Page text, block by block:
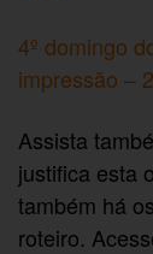
4º domingo
impressão –
Assista
justifica esta
também há
roteiro.